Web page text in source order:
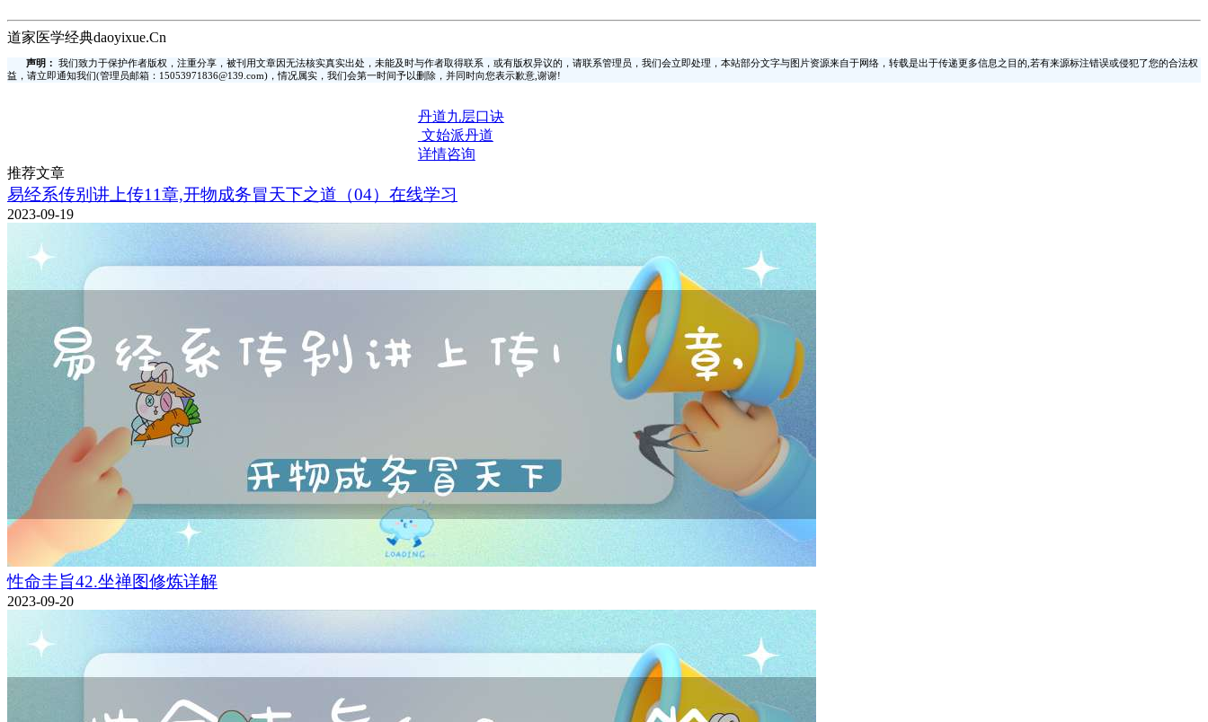
道家医学经典daoyixue.Cn
声明：
我们致力于保护作者版权，注重分享，被刊用文章因无法核实真实出处，未能及时与作者取得联系，或有版权异议的，请联系管理员，我们会立即处理，本站部分文字与图片资源来自于网络，转载是出于传递更多信息之目的,若有来源标注错误或侵犯了您的合法权
益，请立即通知我们(管理员邮箱：15053971836@139.com)，情况属实，我们会第一时间予以删除，并同时向您表示歉意,谢谢!
丹道九层口诀
文始派丹道
详情咨询
推荐文章
易经系传别讲上传11章,开物成务冒天下之道（04）在线学习
2023-09-19
性命圭旨42.坐禅图修炼详解
2023-09-20